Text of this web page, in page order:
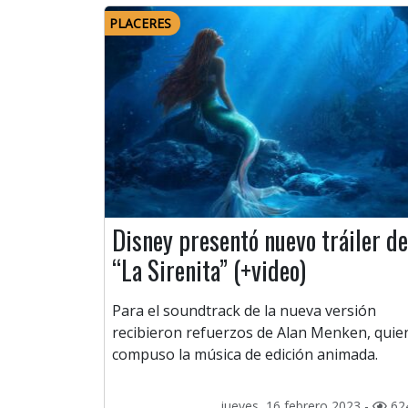
PLACERES
Disney presentó nuevo tráiler de
“La Sirenita” (+video)
Para el soundtrack de la nueva versión
recibieron refuerzos de Alan Menken,
compuso la música de edición animada.